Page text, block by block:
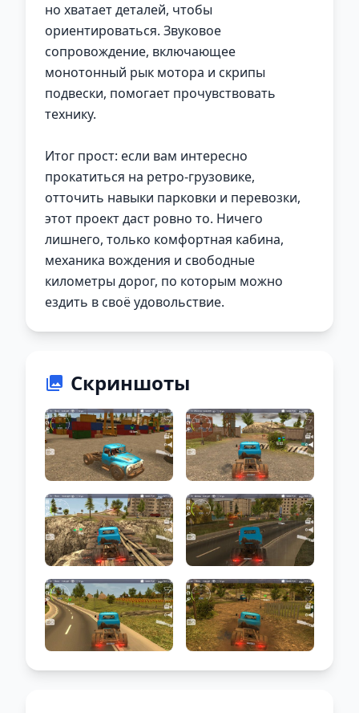
но хватает деталей, чтобы
ориентироваться. Звуковое
сопровождение, включающее
монотонный рык мотора и скрипы
подвески, помогает прочувствовать
технику.
Итог прост: если вам интересно
прокатиться на ретро-грузовике,
отточить навыки парковки и перевозки,
этот проект даст ровно то. Ничего
лишнего, только комфортная кабина,
механика вождения и свободные
километры дорог, по которым можно
ездить в своё удовольствие.
Скриншоты